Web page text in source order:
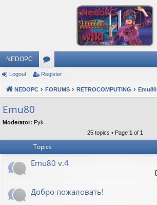
NEDOPC
or
u
Logout Register
NEDOPC FORUMS RETROCOMPUTING Emu80
Emu80
Moderator: Pyk
25 topics • Page 1 of 1
Topics
Emu80 v.4
Добро пожаловать!